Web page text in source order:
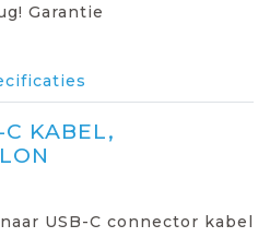
Garantie
C KABEL,
USB-C connector kabel